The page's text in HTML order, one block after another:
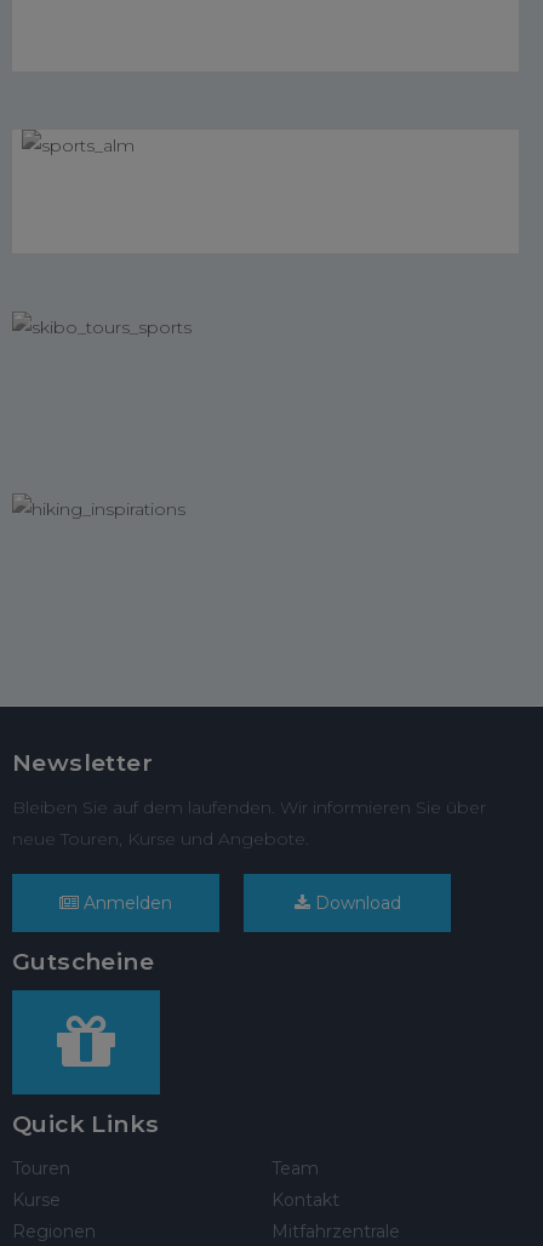
Newsletter
Bleiben Sie auf dem laufenden. Wir informieren Sie über
neue Touren, Kurse und Angebote.
Anmelden Download
Gutscheine
Quick Links
Touren
Kurse
Regionen
Team
Kontakt
Mitfahrzentrale